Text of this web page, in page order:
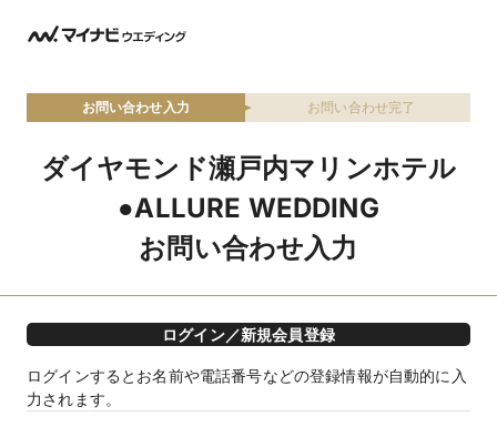
お問い合わせ入力 お問い合わせ完了
ダイヤモンド瀬戸内マリンホテル
●ALLURE WEDDING
お問い合わせ入力
ログイン／新規会員登録
ログインするとお名前や電話番号などの登録情報が自動的に入
力されます。